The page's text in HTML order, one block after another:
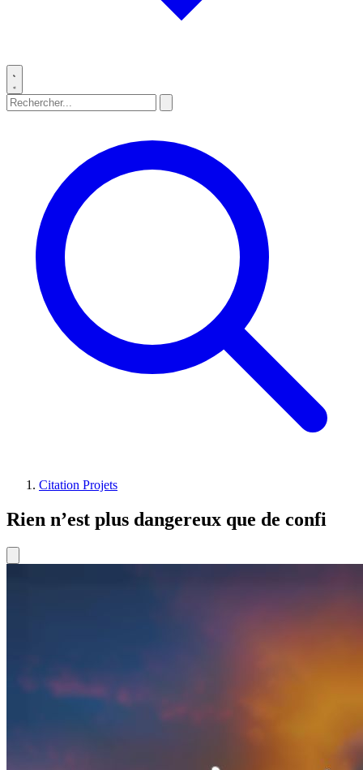
Citation Projets
Rien n’est plus dangereux que de confi